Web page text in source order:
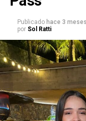
Publicado hace 3 meses
por Sol Ratti